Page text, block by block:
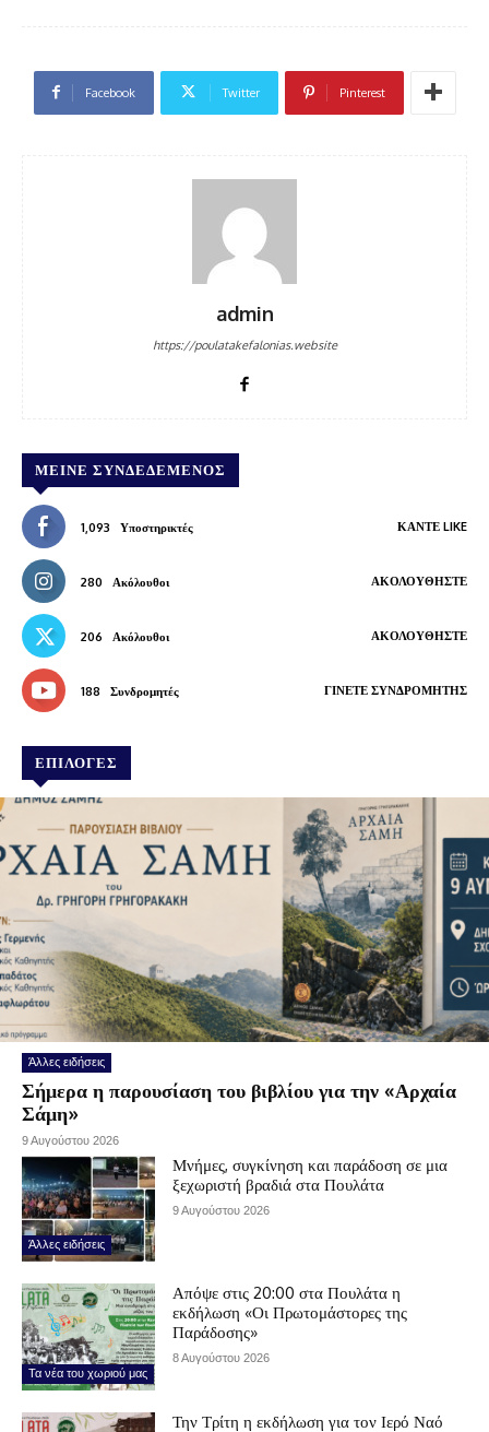
Facebook Twitter Pinterest
admin
https://poulatakefalonias.website
ΜΕΊΝΕ ΣΥΝΔΕΔΕΜΈΝΟΣ
1,093 Υποστηρικτές ΚΆΝΤΕ LIKE
280 Ακόλουθοι ΑΚΟΛΟΥΘΉΣΤΕ
206 Ακόλουθοι ΑΚΟΛΟΥΘΉΣΤΕ
188 Συνδρομητές ΓΊΝΕΤΕ ΣΥΝΔΡΟΜΗΤΉΣ
ΕΠΙΛΟΓΕΣ
Άλλες ειδήσεις
Σήμερα η παρουσίαση του βιβλίου για την «Αρχαία
Σάμη»
9 Αυγούστου 2026
Άλλες ειδήσεις
Μνήμες, συγκίνηση και παράδοση σε μια
ξεχωριστή βραδιά στα Πουλάτα
9 Αυγούστου 2026
Τα νέα του χωριού μας
Απόψε στις 20:00 στα Πουλάτα η
εκδήλωση «Οι Πρωτομάστορες της
Παράδοσης»
8 Αυγούστου 2026
Την Τρίτη η εκδήλωση για τον Ιερό Ναό